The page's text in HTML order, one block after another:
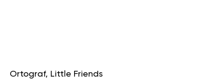
Ortograf, Little Friends